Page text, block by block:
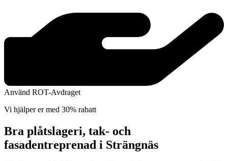
Använd ROT-Avdraget
Vi hjälper er med 30% rabatt
Bra plåtslageri, tak- och
fasadentreprenad i Strängnäs